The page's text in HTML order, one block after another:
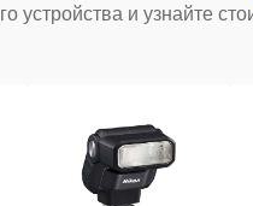
устройства и узнайте